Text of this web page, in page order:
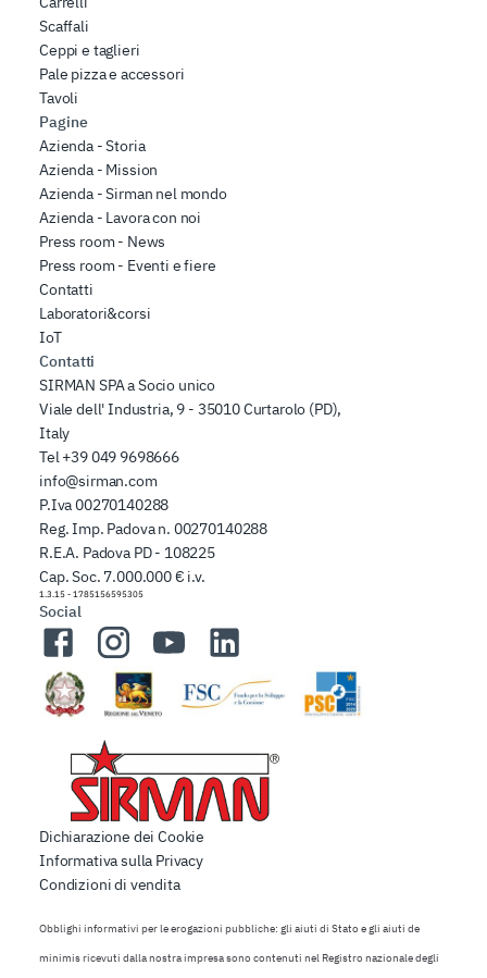
Scaffali
Ceppi e taglieri
Pale pizza e accessori
Tavoli
Pagine
Azienda - Storia
Azienda - Mission
Azienda - Sirman nel mondo
Azienda - Lavora con noi
Press room - News
Press room - Eventi e fiere
Contatti
Laboratori&corsi
IoT
Contatti
SIRMAN SPA a Socio unico
Viale dell' Industria, 9 - 35010 Curtarolo (PD),
Italy
Tel+39 049 9698666
info@sirman.com
P.Iva 00270140288
Reg. Imp. Padova n. 00270140288
R.E.A. Padova PD - 108225
Cap. Soc. 7.000.000 € i.v.
1.3.15 - 1785156595305
Social
FacebookInstagramYouTubeLinkedIn
Dichiarazione dei Cookie
Informativa sulla Privacy
Condizioni di vendita
Obblighi informativi per le erogazioni pubbliche: gli aiuti di Stato e gli aiuti de
minimis ricevuti dalla nostra impresa sono contenuti nel Registro nazionale degli